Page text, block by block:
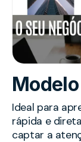
Ideal para
rápida e
captar a